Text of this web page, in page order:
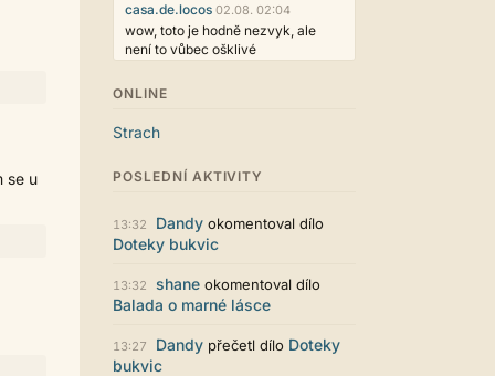
se u
casa.de.locos 02.08. 02:04
wow, toto je hodně nezvyk, ale
není to vůbec ošklivé
Už i počet přečtení jde vidět,
reklama co zasahovala do chatu je
myslím také už v pořádku,
Líbí se mi tmavá varianta nového
vzhledu. Na některých místech
jsou sice mezi prvky příliš velké
určitě to půjde upravit místním
stylem... Celkově je styl dobře
puero
ONLINE
Strach
POSLEDNÍ AKTIVITY
13:32 Dandy okomentoval dílo
Doteky bukvic
13:32 shane okomentoval dílo
Balada o marné lásce
13:27 Dandy přečetl dílo Doteky
bukvic